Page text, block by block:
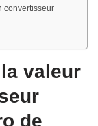
convertisseur
valeur
de